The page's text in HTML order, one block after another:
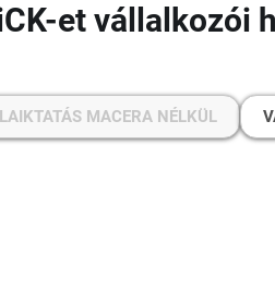
et vállalkozói
MACERA NÉLKÜL